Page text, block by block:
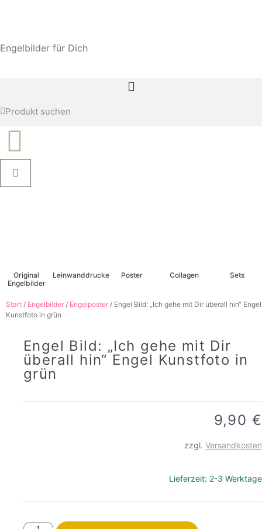
Engelbilder für Dich
Original
Engelbilder
Leinwanddrucke Poster Collagen Sets
Start / Engelbilder / Engelposter / Engel Bild: „Ich gehe mit Dir überall hin“ Engel
Kunstfoto in grün
Engel Bild: „Ich gehe mit Dir
überall hin“ Engel Kunstfoto in
grün
9,90 €
zzgl. Versandkosten
Lieferzeit: 2-3 Werktage